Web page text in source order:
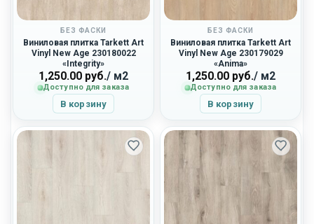
БЕЗ ФАСКИ
Виниловая плитка Tarkett Art
Vinyl New Age 230180022
«Integrity»
1,250.00 руб./ м2
Доступно для заказа
В корзину
БЕЗ ФАСКИ
Виниловая плитка Tarkett Art
Vinyl New Age 230179029
«Anima»
1,250.00 руб./ м2
Доступно для заказа
В корзину